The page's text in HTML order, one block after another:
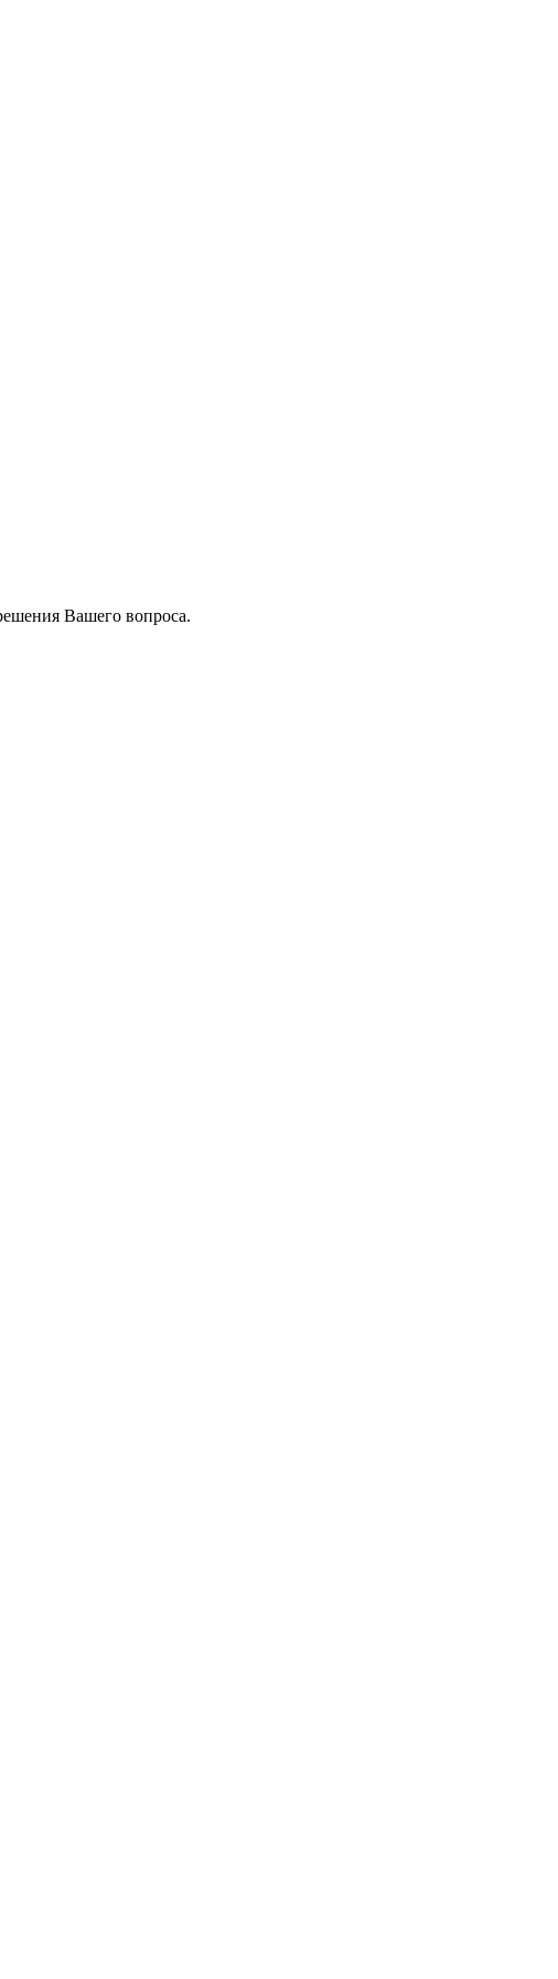
Вашего вопроса.